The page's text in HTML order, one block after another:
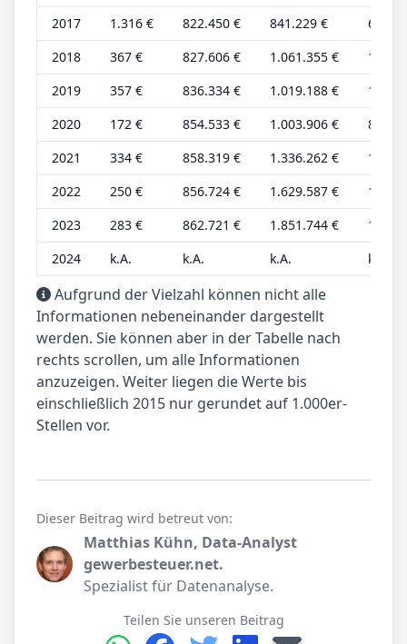
2017
1.316 € 822.450 € 841.229 €
658 €
2018
367 € 827.606 € 1.061.355 €
184 €
2019
357 € 836.334 € 1.019.188 €
179 €
2020
172 € 854.533 € 1.003.906 €
86 €
2021
334 € 858.319 € 1.336.262 €
167 €
2022
250 € 856.724 € 1.629.587 €
125 €
2023
283 € 862.721 € 1.851.744 €
142 €
2024
k.A. k.A. k.A. k.A.
Aufgrund der Vielzahl können nicht alle
Informationen nebeneinander dargestellt
werden. Sie können aber in der Tabelle nach
rechts scrollen, um alle Informationen
anzuzeigen. Weiter liegen die Werte bis
einschließlich 2015 nur gerundet auf 1.000er-
Stellen vor.
Dieser Beitrag wird betreut von:
Matthias Kühn, Data-Analyst
gewerbesteuer.net.
Spezialist für Datenanalyse.
Teilen Sie unseren Beitrag